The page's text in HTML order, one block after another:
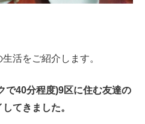
活をご紹介します。
で40分程度)9区に住む友達の
てきました。